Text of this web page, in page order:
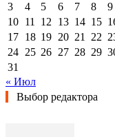
3
4 5 6 7 8
9
10 11 12 13 14 15
17 18 19 20 21 22
24 25 26 27 28 29
31
« Июл
Выбор редактора